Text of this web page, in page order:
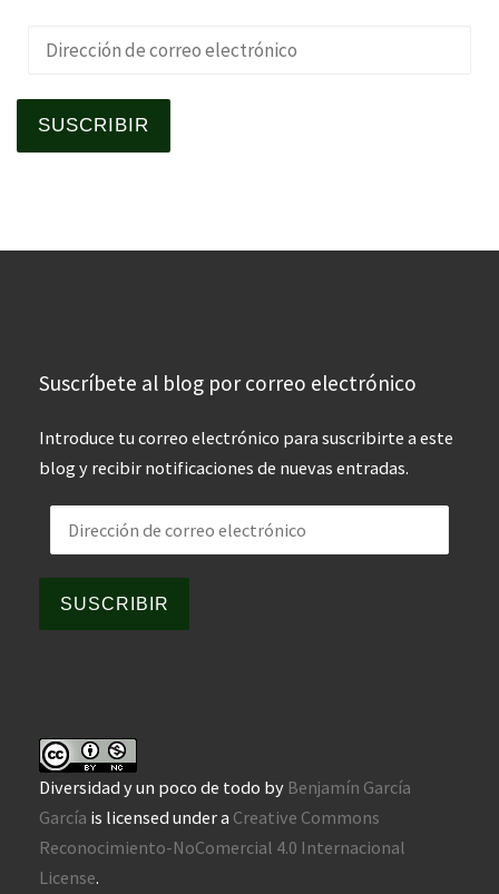
Dirección de correo electrónico
SUSCRIBIR
Suscríbete al blog por correo electrónico
Introduce tu correo electrónico para suscribirte a este
blog y recibir notificaciones de nuevas entradas.
Dirección de correo electrónico
SUSCRIBIR
Diversidad y un poco de todo by Benjamín García
García is licensed under a Creative Commons
Reconocimiento-NoComercial 4.0 Internacional
License.